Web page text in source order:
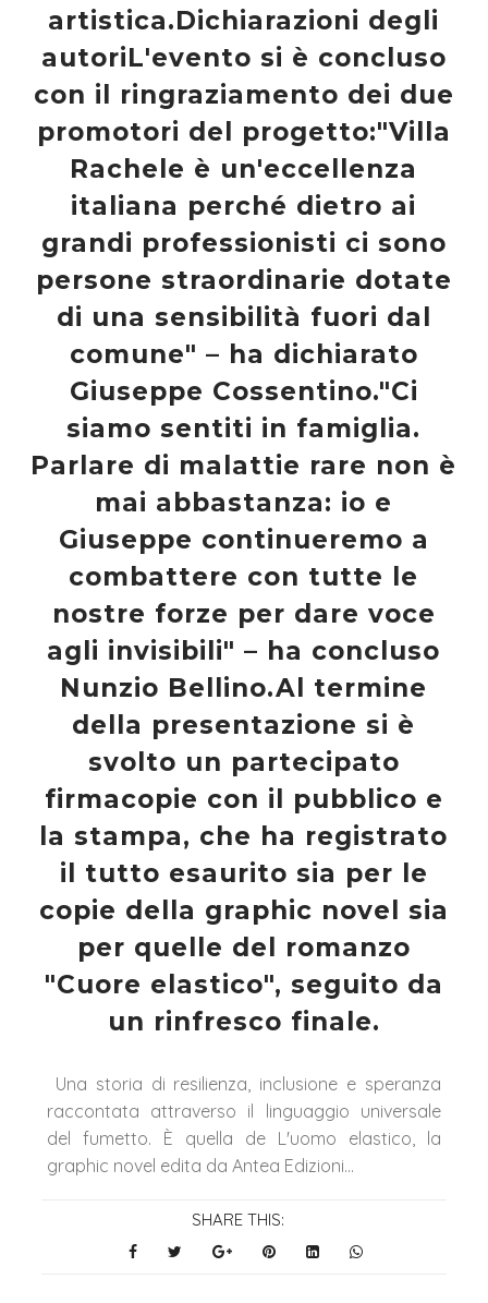
artistica.Dichiarazioni degli
autoriL'evento si è concluso
con il ringraziamento dei due
promotori del progetto:"Villa
Rachele è un'eccellenza
italiana perché dietro ai
grandi professionisti ci sono
persone straordinarie dotate
di una sensibilità fuori dal
comune" – ha dichiarato
Giuseppe Cossentino."Ci
siamo sentiti in famiglia.
Parlare di malattie rare non è
mai abbastanza: io e
Giuseppe continueremo a
combattere con tutte le
nostre forze per dare voce
agli invisibili" – ha concluso
Nunzio Bellino.Al termine
della presentazione si è
svolto un partecipato
firmacopie con il pubblico e
la stampa, che ha registrato
il tutto esaurito sia per le
copie della graphic novel sia
per quelle del romanzo
"Cuore elastico", seguito da
un rinfresco finale.
Una storia di resilienza, inclusione e speranza
raccontata attraverso il linguaggio universale
del fumetto. È quella de L'uomo elastico, la
graphic novel edita da Antea Edizioni...
SHARE THIS: